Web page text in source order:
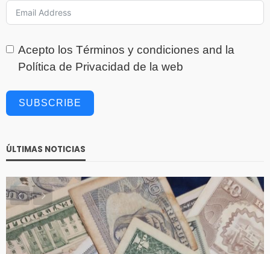
Acepto los Términos y condiciones and la
Política de Privacidad de la web
SUBSCRIBE
ÚLTIMAS NOTICIAS